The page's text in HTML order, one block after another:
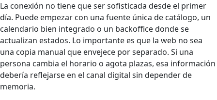
La conexión no tiene que ser sofisticada desde el primer
día. Puede empezar con una fuente única de catálogo, un
calendario bien integrado o un backoffice donde se
actualizan estados. Lo importante es que la web no sea
una copia manual que envejece por separado. Si una
persona cambia el horario o agota plazas, esa información
debería reflejarse en el canal digital sin depender de
memoria.